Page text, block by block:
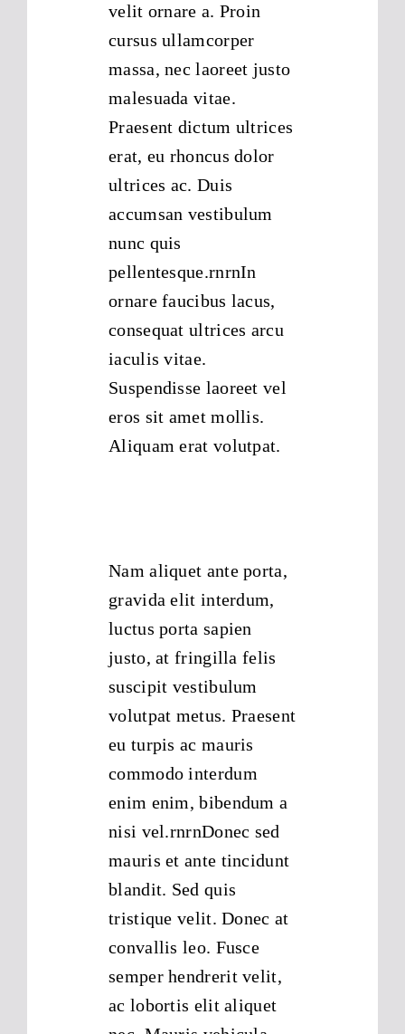
velit ornare a. Proin
cursus ullamcorper
massa, nec laoreet justo
malesuada vitae.
Praesent dictum ultrices
erat, eu rhoncus dolor
ultrices ac. Duis
accumsan vestibulum
nunc quis
pellentesque.rnrnIn
ornare faucibus lacus,
consequat ultrices arcu
iaculis vitae.
Suspendisse laoreet vel
eros sit amet mollis.
Aliquam erat volutpat.
Nam aliquet ante porta,
gravida elit interdum,
luctus porta sapien
justo, at fringilla felis
suscipit vestibulum
volutpat metus. Praesent
eu turpis ac mauris
commodo interdum
enim enim, bibendum a
nisi vel.rnrnDonec sed
mauris et ante tincidunt
blandit. Sed quis
tristique velit. Donec at
convallis leo. Fusce
semper hendrerit velit,
ac lobortis elit aliquet